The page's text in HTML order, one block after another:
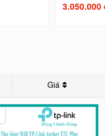
3.050.000
Giá